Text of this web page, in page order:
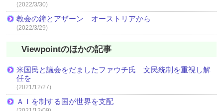
(2022/3/30)
教会の鐘とアザーン オーストリアから
(2022/3/29)
Viewpointのほかの記事
米国民と議会をだましたファウチ氏 文民統制を重視し解
任を
(2021/12/27)
ＡＩを制する国が世界を支配